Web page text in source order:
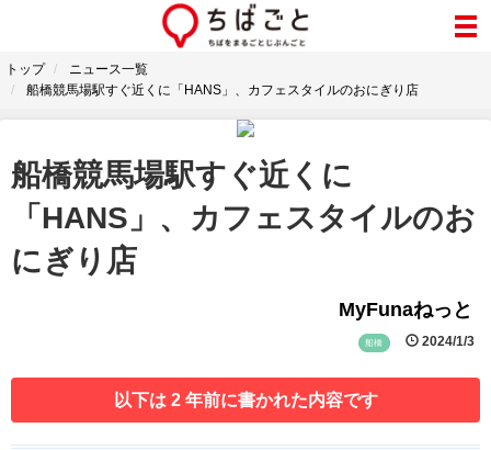
トップ
ニュース一覧
船橋競馬場駅すぐ近くに「HANS」、カフェスタイルのおにぎり店
船橋競馬場駅すぐ近くに
「HANS」、カフェスタイルのお
にぎり店
MyFunaねっと
船橋 2024/1/3
以下は 2 年前に書かれた内容です